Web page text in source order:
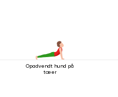
Opadvendt hund på
tæer